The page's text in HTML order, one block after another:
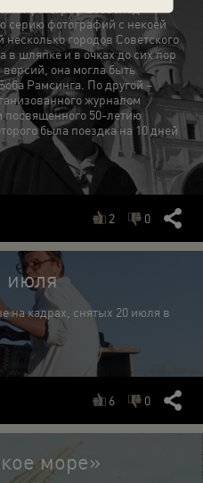
фотограф Всеволод
серию фотографий с некоей
городов Советского
шляпке и в очках до сих пор
версий, она могла быть
Рамсинга. По другой –
журналом
посвященного 50-летию
была поездка на 10 дней
2 0
июля
на кадрах, снятых 20 июля в
6 0
море»